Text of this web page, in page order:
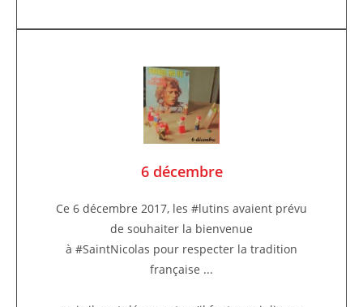
6 décembre
Ce 6 décembre 2017, les #lutins avaient prévu
de souhaiter la bienvenue
à #SaintNicolas pour respecter la tradition
française ...